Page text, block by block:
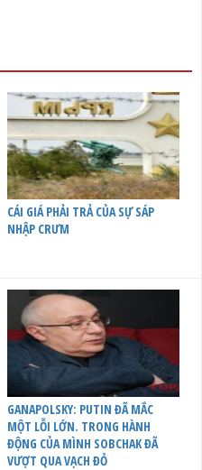
CÁI GIÁ PHẢI TRẢ CỦA SỰ SÁP
NHẬP CRƯM
GANAPOLSKY: PUTIN ĐÃ MẮC
MỘT LỖI LỚN. TRONG HÀNH
ĐỘNG CỦA MÌNH SOBCHAK ĐÃ
VƯỢT QUA VẠCH ĐỎ